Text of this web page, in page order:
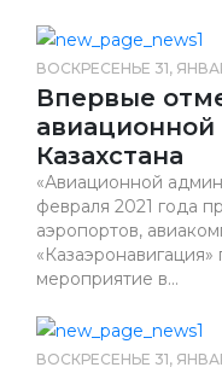
ВОСКРЕСЕНЬЕ 31,
Впервые
авиационной
Казахстана
«Авиационной
февраля 2021 года
аэропортов,
мероприятие в...
ВОСКРЕСЕНЬЕ 31,